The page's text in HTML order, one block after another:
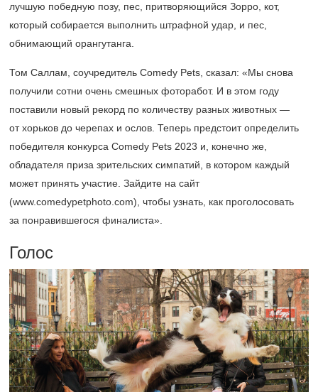
лучшую победную позу, пес, притворяющийся Зорро, кот,
который собирается выполнить штрафной удар, и пес,
обнимающий орангутанга.
Том Саллам, соучредитель Comedy Pets, сказал: «Мы снова
получили сотни очень смешных фоторабот. И в этом году
поставили новый рекорд по количеству разных животных —
от хорьков до черепах и ослов. Теперь предстоит определить
победителя конкурса Comedy Pets 2023 и, конечно же,
обладателя приза зрительских симпатий, в котором каждый
может принять участие. Зайдите на сайт
(www.comedypetphoto.com), чтобы узнать, как проголосовать
за понравившегося финалиста».
Голос